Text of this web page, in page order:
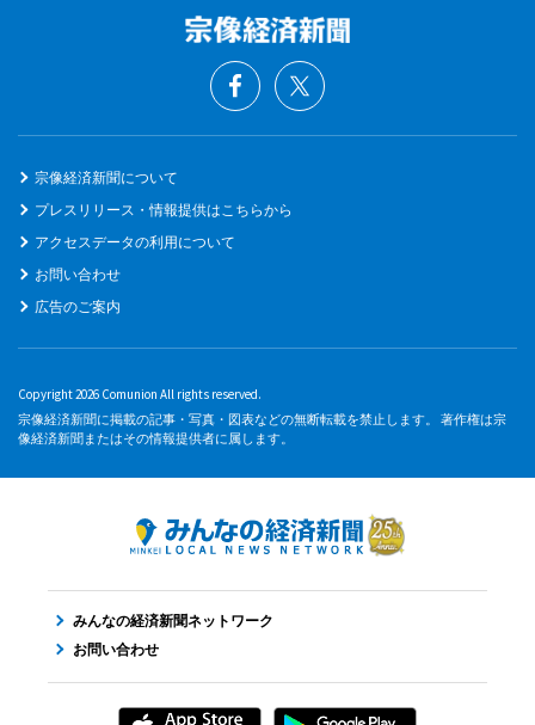
宗像経済新聞について
プレスリリース・情報提供はこちらから
アクセスデータの利用について
お問い合わせ
広告のご案内
Copyright 2026 Comunion All rights reserved.
宗像経済新聞に掲載の記事・写真・図表などの無断転載を禁止します。 著作権は宗
像経済新聞またはその情報提供者に属します。
みんなの経済新聞ネットワーク
お問い合わせ